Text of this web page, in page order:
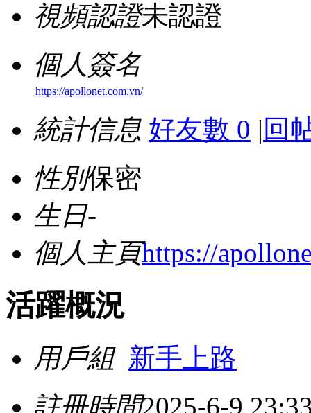
視頻認證未認證
個人簽名
https://apollonet.com.vn/
統計信息 好友數 0 | 回
性別保密
生日-
個人主頁https://
活躍概況
用戶組 新手上路
註冊時間2025-6-9